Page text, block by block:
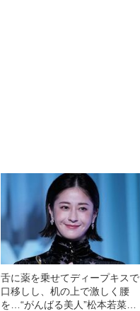
舌に薬を乗せてディープキスで
口移しし、机の上で激しく腰
を…“がんばる美人”松本若菜